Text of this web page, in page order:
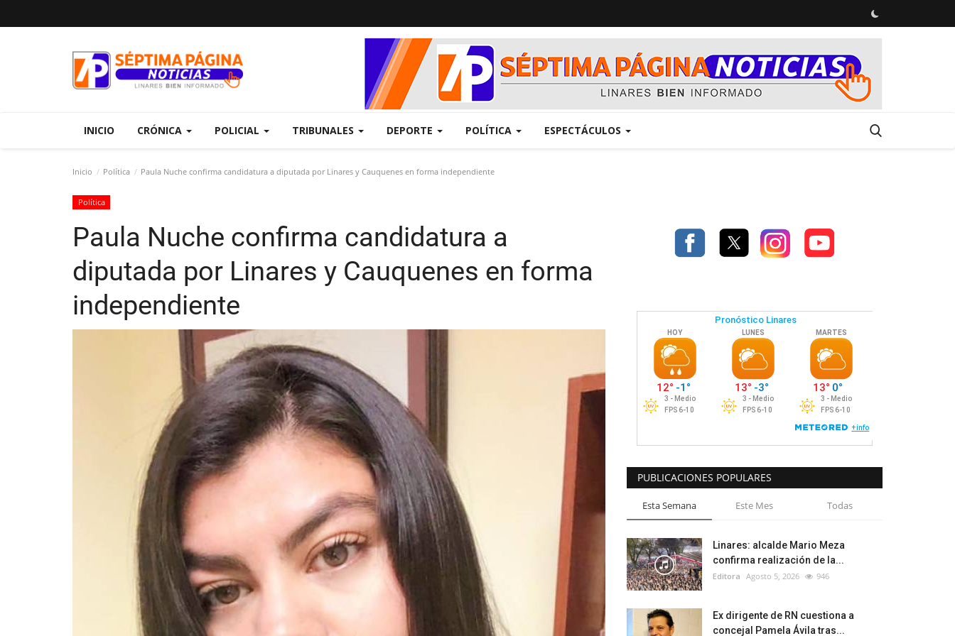
INICIO CRÓNICA POLICIAL TRIBUNALES DEPORTE POLÍTICA ESPECTÁCULOS
Inicio Política Paula Nuche confirma candidatura a diputada por Linares y Cauquenes en forma independiente
Política
Paula Nuche confirma candidatura a
diputada por Linares y Cauquenes en forma
independiente
PUBLICACIONES POPULARES
Esta Semana Este Mes Todas
Linares: alcalde Mario Meza
confirma realización de la...
Editora Agosto 5, 2026 946
Ex dirigente de RN cuestiona a
concejal Pamela Ávila tras...